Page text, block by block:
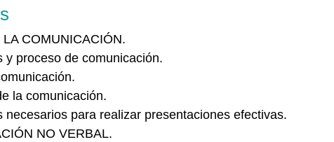
COMUNICACIÓN.
y proceso de comunicación.
la comunicación.
necesarios para realizar presentaciones efectivas.
NO VERBAL.